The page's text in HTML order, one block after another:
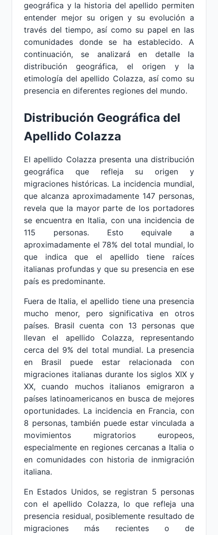
geográfica y la historia del apellido permiten
entender mejor su origen y su evolución a
través del tiempo, así como su papel en las
comunidades donde se ha establecido. A
continuación, se analizará en detalle la
distribución geográfica, el origen y la
etimología del apellido Colazza, así como su
presencia en diferentes regiones del mundo.
Distribución Geográfica del
Apellido Colazza
El apellido Colazza presenta una distribución
geográfica que refleja su origen y
migraciones históricas. La incidencia mundial,
que alcanza aproximadamente 147 personas,
revela que la mayor parte de los portadores
se encuentra en Italia, con una incidencia de
115 personas. Esto equivale a
aproximadamente el 78% del total mundial, lo
que indica que el apellido tiene raíces
italianas profundas y que su presencia en ese
país es predominante.
Fuera de Italia, el apellido tiene una presencia
mucho menor, pero significativa en otros
países. Brasil cuenta con 13 personas que
llevan el apellido Colazza, representando
cerca del 9% del total mundial. La presencia
en Brasil puede estar relacionada con
migraciones italianas durante los siglos XIX y
XX, cuando muchos italianos emigraron a
países latinoamericanos en busca de mejores
oportunidades. La incidencia en Francia, con
8 personas, también puede estar vinculada a
movimientos migratorios europeos,
especialmente en regiones cercanas a Italia o
en comunidades con historia de inmigración
italiana.
En Estados Unidos, se registran 5 personas
con el apellido Colazza, lo que refleja una
presencia residual, posiblemente resultado de
migraciones más recientes o de